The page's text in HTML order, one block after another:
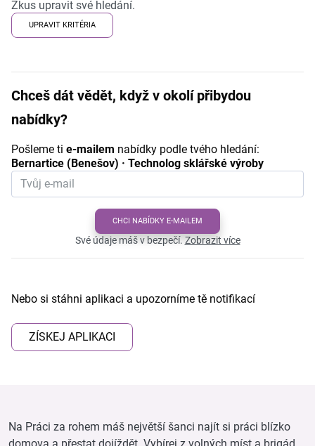
Zkus upravit své hledání.
UPRAVIT KRITÉRIA
Chceš dát vědět, když v okolí přibydou
nabídky?
Pošleme ti e-mailem nabídky podle tvého hledání:
Bernartice (Benešov) · Technolog sklářské výroby
CHCI NABÍDKY E-MAILEM
Své údaje máš v bezpečí.Zobrazit více
Nebo si stáhni aplikaci a upozorníme tě notifikací
ZÍSKEJ APLIKACI
Na Práci za rohem máš největší šanci najít si práci blízko
domova a přestat dojíždět. Vybírej z volných míst a brigád